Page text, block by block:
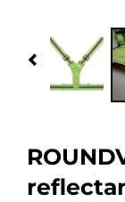
Previous